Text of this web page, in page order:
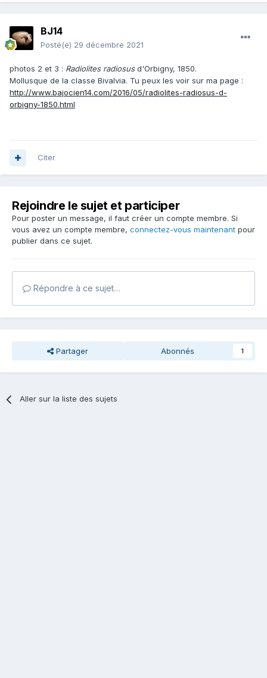
BJ14
Posté(e) 29 décembre 2021
photos 2 et 3 : Radiolites radiosusd'Orbigny, 1850.
Mollusque de la classe Bivalvia. Tu peux les voir sur ma page :
http://www.bajocien14.com/2016/05/radiolites-radiosus-d-
orbigny-1850.html
Citer
Rejoindre le sujet et participer
Pour poster un message, il faut créer un compte membre. Si
vous avez un compte membre, connectez-vous maintenant pour
publier dans ce sujet.
Répondre à ce sujet…
Partager Abonnés 1
Aller sur la liste des sujets